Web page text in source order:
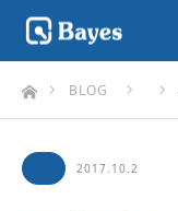
ホームBLOG
2017.10.2